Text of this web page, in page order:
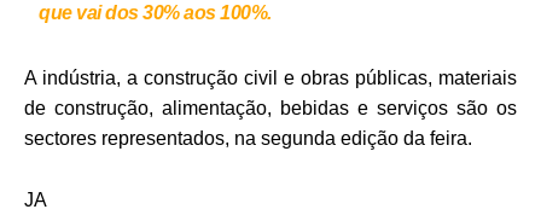
que vai dos 30% aos 100%.
A indústria, a construção civil e obras públicas, materiais
de construção, alimentação, bebidas e serviços são os
sectores representados, na segunda edição da feira.
JA